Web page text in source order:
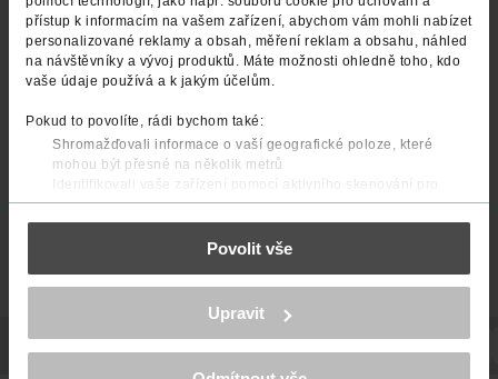
přístup k informacím na vašem zařízení, abychom vám mohli nabízet
personalizované reklamy a obsah, měření reklam a obsahu, náhled
na návštěvníky a vývoj produktů. Máte možnosti ohledně toho, kdo
vaše údaje používá a k jakým účelům.
Pokud to povolíte, rádi bychom také:
Shromažďovali informace o vaší geografické poloze, které
mohou být přesné na několik metrů
Identifikovali vaše zařízení pomocí aktivního skenování pro
konkrétní charakteristiky (otisk prstu)
Zjistěte více o tom, jak zpracováváme vaše osobní údaje, a nastavte
části s podrobnostmi . Svůj souhlas můžete kdykoliv
K provozu stránek, personalizaci obsahu a reklam, funkcí sociálních
médií, analýze návštěvnosti, které mohou nést osobní údaje.
Více najdete vprohlášení o ochraně osobních údajů.
Povolit vše
Upravit
Ponožky bez lemu 43/46
59.90 Kč
DO KOŠÍKU
Obj. č.: 1288018
Bambusové ponožky, šedé
35/38
59.90 Kč
Obj. č.: 1287974